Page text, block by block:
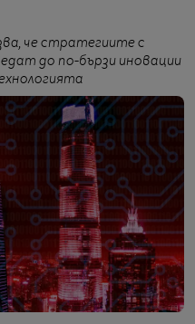
че стратегиите с
до по-бързи иновации